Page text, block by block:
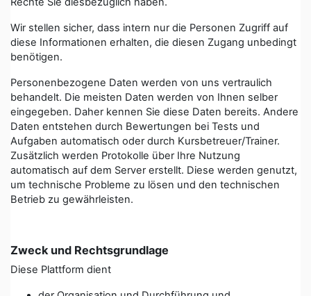
Wir stellen sicher, dass intern nur die Personen Zugriff auf
diese Informationen erhalten, die diesen Zugang unbedingt
benötigen.
Personenbezogene Daten werden von uns vertraulich
behandelt. Die meisten Daten werden von Ihnen selber
eingegeben. Daher kennen Sie diese Daten bereits. Andere
Daten entstehen durch Bewertungen bei Tests und
Aufgaben automatisch oder durch Kursbetreuer/Trainer.
Zusätzlich werden Protokolle über Ihre Nutzung
automatisch auf dem Server erstellt. Diese werden genutzt,
um technische Probleme zu lösen und den technischen
Betrieb zu gewährleisten.
Zweck und Rechtsgrundlage
Diese Plattform dient